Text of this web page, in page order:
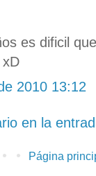
es dificil
xD
2010 13:12
en la
Página